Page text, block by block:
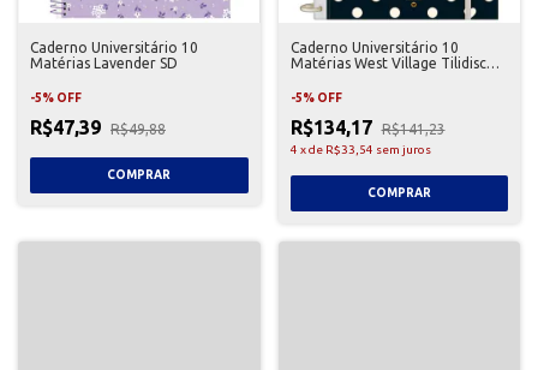
Caderno Universitário 10
Matérias Lavender SD
-5% OFF
R$47,39 R$49,88
Caderno Universitário 10
Matérias West Village Tilidisco
-5% OFF
R$134,17 R$141,23
4 xde R$33,54 sem juros